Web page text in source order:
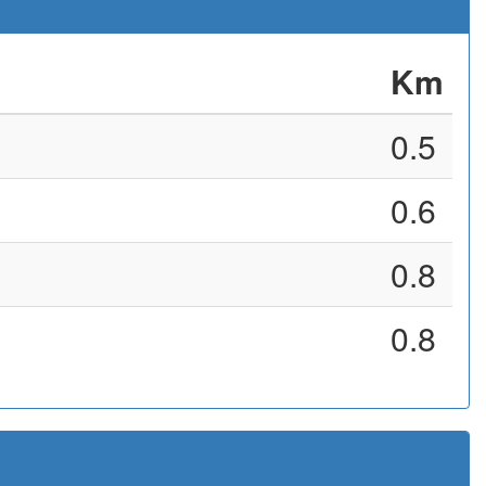
Km
0.5
0.6
0.8
0.8